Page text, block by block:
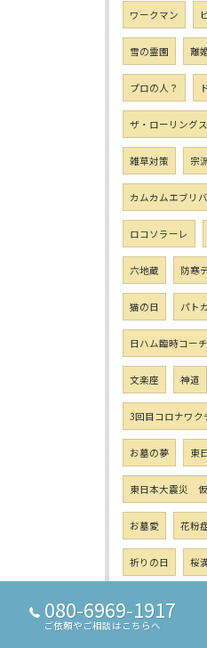
ワークマン
雪の霊園 離
プロの人？
ザ・ローリング
雑草対策 宗
カムカムエブリ
ロコソラーレ
六地蔵 防寒
猫の日 パト
日ハム臨時コーチ
文楽座 神道
3回目コロナワク
お墓の夢 東
東日本大震災
お墓愛 花粉
祈りの日 桜
080-6969-1917
ご依頼やご相談はこちらへ